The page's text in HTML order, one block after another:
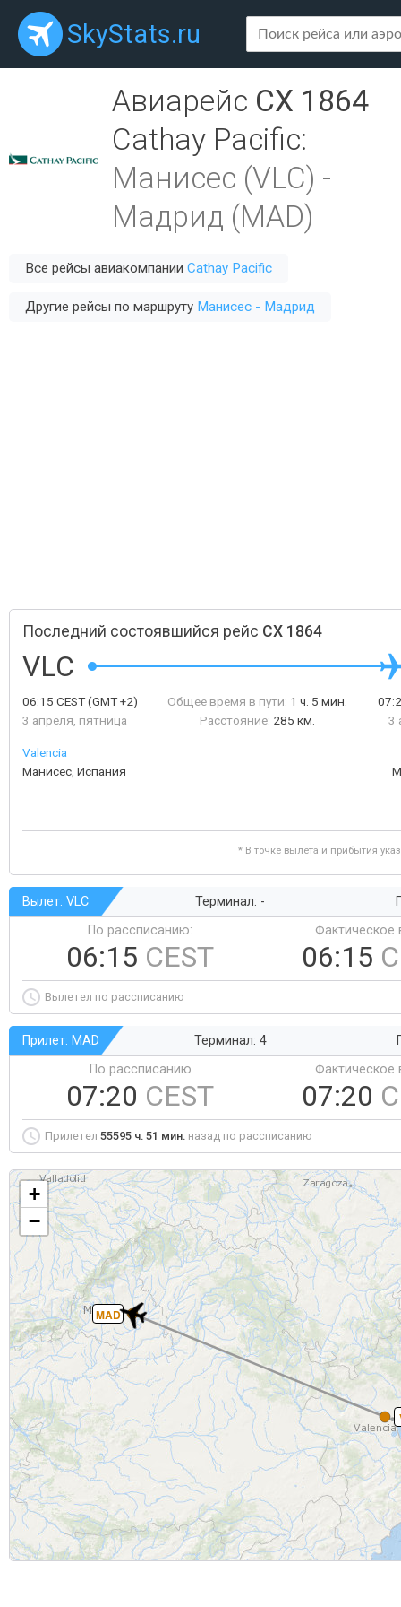
SkyStats.ru
Авиарейс CX 1864
Cathay Pacific:
Манисес (VLC) -
Мадрид (MAD)
Все рейсы авиакомпании Cathay Pacific
Другие рейсы по маршруту Манисес - Мадрид
Последний состоявшийся рейс CX 1864
VLC
06:15 CEST(GMT +2)
3 апреля, пятница
Общее время в пути: 1 ч. 5 мин.
Расстояние: 285 км.
3
Valencia
Манисес, Испания
* В точке вылета и прибытия
Вылет: VLC Терминал: -
По рассписанию:
06:15 CEST
Фактическое
06:15
Вылетел по рассписанию
Прилет: MAD Терминал: 4
По рассписанию
07:20 CEST
Фактическое
07:20
Прилетел 55595 ч. 51 мин. назад по рассписанию
MAD
+
−